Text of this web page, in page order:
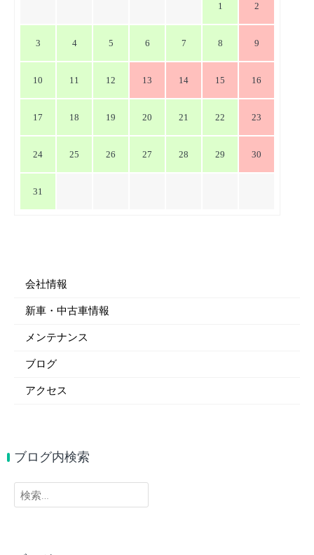
1 2
3 4 5 6 7 8 9
10 11 12 13 14 15 16
17 18 19 20 21 22 23
24 25 26 27 28 29 30
31
会社情報
新車・中古車情報
メンテナンス
ブログ
アクセス
ブログ内検索
検
索: